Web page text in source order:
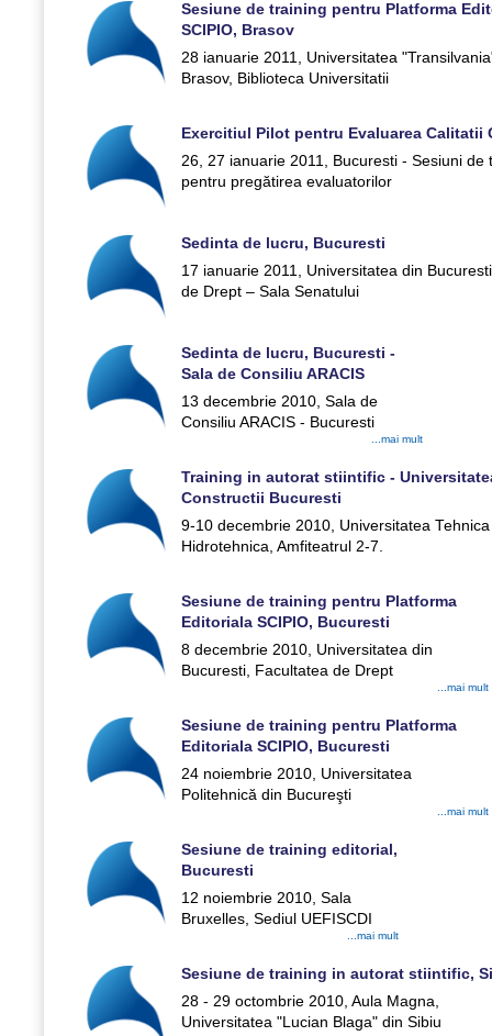
Sesiune de training pentru Platforma
SCIPIO, Brasov
28 ianuarie 2011, Universitatea
Brasov, Biblioteca Universitatii
Exercitiul Pilot pentru Evaluarea Calitatii
26, 27 ianuarie 2011, Bucuresti - Sesiuni de
pentru pregătirea evaluatorilor
Sedinta de lucru, Bucuresti
17 ianuarie 2011, Universitatea din
de Drept – Sala Senatului
Sedinta de lucru, Bucuresti -
Sala de Consiliu ARACIS
13 decembrie 2010, Sala de
Consiliu ARACIS - Bucuresti
...mai mult
Training in autorat stiintific -
Constructii Bucuresti
9-10 decembrie 2010, Universitatea
Hidrotehnica, Amfiteatrul 2-7.
Sesiune de training pentru Platforma
Editoriala SCIPIO, Bucuresti
8 decembrie 2010, Universitatea din
Bucuresti, Facultatea de Drept
...mai mult
Sesiune de training pentru Platforma
Editoriala SCIPIO, Bucuresti
24 noiembrie 2010, Universitatea
Politehnică din Bucureşti
...mai mult
Sesiune de training editorial,
Bucuresti
12 noiembrie 2010, Sala
Bruxelles, Sediul UEFISCDI
...mai mult
Sesiune de training in autorat stiintific,
28 - 29 octombrie 2010, Aula Magna,
Universitatea "Lucian Blaga" din Sibiu